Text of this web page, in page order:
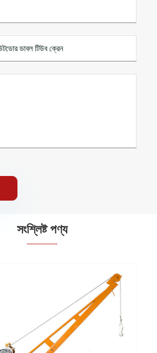
সংশ্লিষ্ট পণ্য